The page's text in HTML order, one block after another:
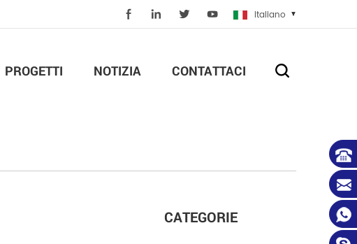
Italiano
PROGETTI NOTIZIA CONTATTACI
CATEGORIE